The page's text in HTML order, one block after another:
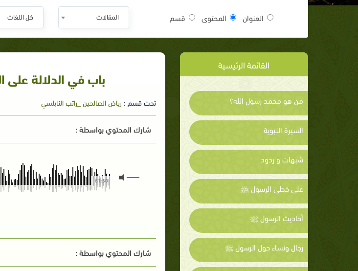
العنوان المحتوى قسم المقالات كل اللغات
القائمة الرئيسية
من هو محمد رسول الله؟
السيرة النبوية
شبهات و ردود
على خطى الرسول ﷺ
أحاديث الرسول ﷺ
رجال ونساء حول الرسول ﷺ
باب في الدلالة على
تحت قسم : رياض الصالحين _راتب النابلسي
شارك المحتوي بواسطة :
61:50
شارك المحتوي بواسطة :